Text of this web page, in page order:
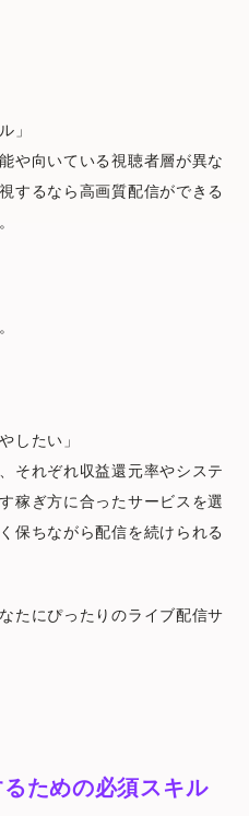
」
や向いている視聴者層が異な
するなら高画質配信ができる
したい」
それぞれ収益還元率やシステ
稼ぎ方に合ったサービスを選
保ちながら配信を続けられる
たにぴったりのライブ配信サ
ための必須スキル